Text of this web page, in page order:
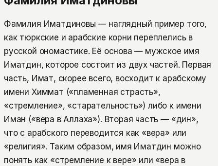
Фамилия Иматдиновы — наглядный пример того,
как тюркские и арабские корни переплелись в
русской ономастике. Её основа — мужское имя
Иматдин, которое состоит из двух частей. Первая
часть, Имат, скорее всего, восходит к арабскому
имени Химмат («пламенная страсть»,
«стремление», «старательность») либо к имени
Иман («вера в Аллаха»). Вторая часть — «дин»,
что с арабского переводится как «вера» или
«религия». Таким образом, имя Иматдин можно
понять как «стремление к вере» или «вера в